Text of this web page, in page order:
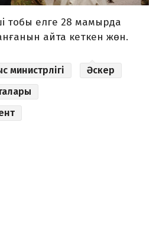
тобы елге 28 мамырда
айта кеткен жөн.
министрлігі
Әскер